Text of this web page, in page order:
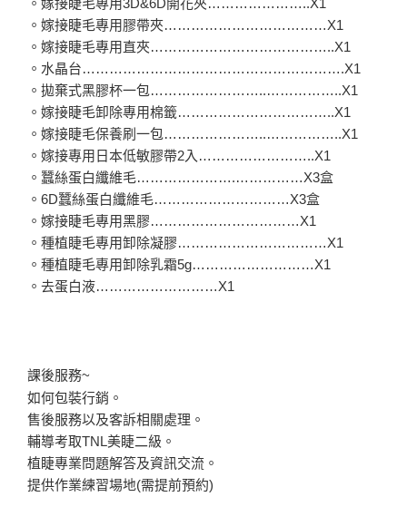
。嫁接睫毛專用3D&6D開花夾…………………..X1
。嫁接睫毛專用膠帶夾………………………………X1
。嫁接睫毛專用直夾…………………………………..X1
。水晶台………………………………………………….X1
。拋棄式黑膠杯一包……………………..……………..X1
。嫁接睫毛卸除專用棉籤……………………………..X1
。嫁接睫毛保養刷一包…………………..……………..X1
。嫁接專用日本低敏膠帶2入……………………..X1
。蠶絲蛋白纖維毛………………….……………X3盒
。6D蠶絲蛋白纖維毛…………………………X3盒
。嫁接睫毛專用黑膠……………………………X1
。種植睫毛專用卸除凝膠……………………………X1
。種植睫毛專用卸除乳霜5g………………………X1
。去蛋白液………………………X1
課後服務~
如何包裝行銷。
售後服務以及客訴相關處理。
輔導考取TNL美睫二級。
植睫專業問題解答及資訊交流。
提供作業練習場地(需提前預約)